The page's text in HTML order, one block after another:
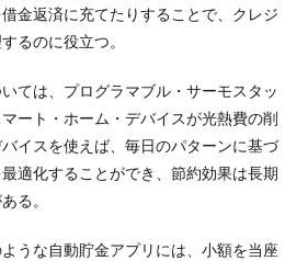
金返済に充てたりすることで、クレジ
るのに役立つ。
ては、プログラマブル・サーモスタッ
ート・ホーム・デバイスが光熱費の削
イスを使えば、毎日のパターンに基づ
適化することができ、節約効果は長期
る。
うな自動貯金アプリには、小額を当座